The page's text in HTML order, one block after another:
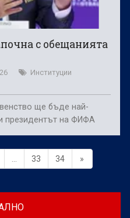
с обещанията
Институции
ще бъде най-
президентът на ФИФА
33 34 »